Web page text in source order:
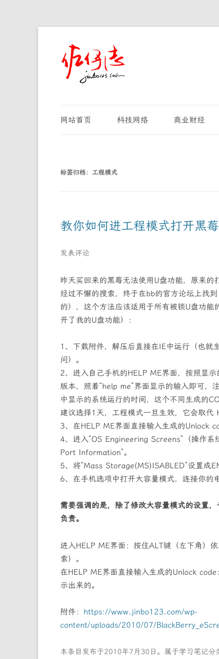
网站首页 科技网络 商业财经
标签归档：工程模式
教你如何进工程模式打开黑
发表评论
昨天买回来的黑莓无法使用U盘功能，原来
经过不懈的搜索，终于在bb的官方论坛上找
的），这个方法应该适用于所有被锁U盘功
开了我的U盘功能）：
1、下载附件，解压后直接在IE中运行（也就
问）。
2、进入自己手机的HELP ME界面，按照显
版本，照着“help me”界面显示的输入即可
中显示的系统运行的时间，这个不同生成的
建议选择1天，工程模式一旦生效，它会取
3、在HELP ME界面直接输入生成的Unlock
4、进入“OS Engineering Screens”（操作系
Port Information”。
5、将“Mass Storage(MS)ISABLED”设置成
6、在手机选项中打开大容量模式，连接你的
需要强调的是，除了修改大容量模式的设置
负责。
进入HELP ME界面：按住ALT键（左下角）
索）。
在HELP ME界面直接输入生成的Unlock
示出来的。
附件： https://www.jinbo123.com/wp-
content/uploads/2010/07/
本条目发布于2010年7月30日 。属于学习笔记分